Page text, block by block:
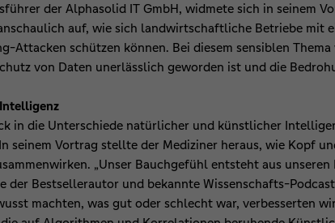
der Alphasolid IT GmbH, widmete sich in seinem
auf, wie sich landwirtschaftliche Betriebe mit
Attacken schützen können. Bei diesem sensiblen
von Daten unerlässlich geworden ist und die
in die Unterschiede natürlicher und künstlicher
seinem Vortrag stellte der Mediziner heraus, wie Kopf
„Unser Bauchgefühl entsteht aus
der Bestsellerautor und bekannte Wissenschafts-
machten, was gut oder schlecht war, verbesserten